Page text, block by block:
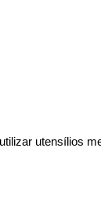
utensílios